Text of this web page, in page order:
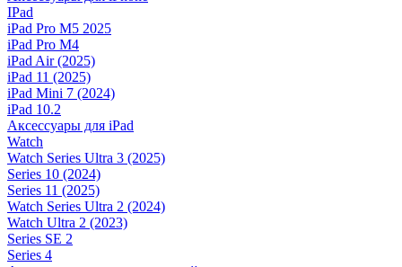
IPad
iPad Pro M5 2025
iPad Pro M4
iPad Air (2025)
iPad 11 (2025)
iPad Mini 7 (2024)
iPad 10.2
Аксессуары для iPad
Watch
Watch Series Ultra 3 (2025)
Series 10 (2024)
Series 11 (2025)
Watch Series Ultra 2 (2024)
Watch Ultra 2 (2023)
Series SE 2
Series 4